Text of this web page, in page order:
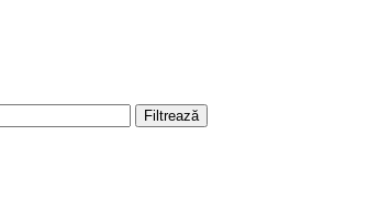
Filtrează